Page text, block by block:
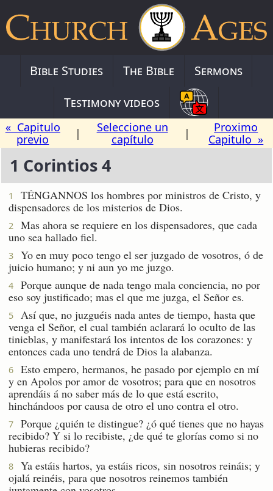
Bible Studies The Bible
Sermons
Testimony videos
« Capitulo
previo
|
Seleccione un
capítulo
|
Proximo
Capitulo »
1 Corintios 4
1
TÉNGANNOS los hombres por ministros de Cristo, y
dispensadores de los misterios de Dios.
2
Mas ahora se requiere en los dispensadores, que cada
uno sea hallado fiel.
3
Yo en muy poco tengo el ser juzgado de vosotros, ó de
juicio humano; y ni aun yo me juzgo.
4
Porque aunque de nada tengo mala conciencia, no por
eso soy justificado; mas el que me juzga, el Señor es.
5
Así que, no juzguéis nada antes de tiempo, hasta que
venga el Señor, el cual también aclarará lo oculto de las
tinieblas, y manifestará los intentos de los corazones: y
entonces cada uno tendrá de Dios la alabanza.
6
Esto empero, hermanos, he pasado por ejemplo en mí
y en Apolos por amor de vosotros; para que en nosotros
aprendáis á no saber más de lo que está escrito,
hinchándoos por causa de otro el uno contra el otro.
7
Porque ¿quién te distingue? ¿ó qué tienes que no hayas
recibido? Y si lo recibiste, ¿de qué te glorías como si no
hubieras recibido?
8
Ya estáis hartos, ya estáis ricos, sin nosotros reináis; y
ojalá reinéis, para que nosotros reinemos también